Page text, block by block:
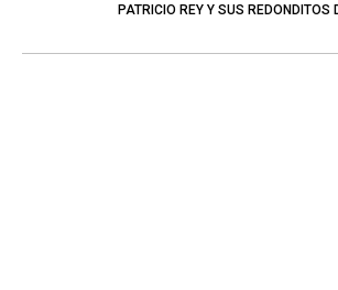
PATRICIO REY Y SUS REDONDITOS